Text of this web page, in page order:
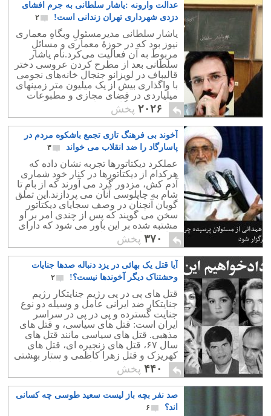
عدالت وارونه :یاشار سلطانی به جرم افشای
دزدی شهرداری تهران زندانی است!
۲
یاشار سلطانی مدیرمسئولِ وبگاهِ معماری
نیوز بود که در حوزهٔ معماری و مسائلِ
مربوط به آن فعالیت می‌کرد.نام یاشار
سلطانی بعد از مطرح کردن عروسی دختر
قالیباف در لویزانو جنجال خانه‌های نجومی
با واگذاری بیش از یک میلیون متر زمینهای
میلیاردی در فضای مجازی و مطبوعات
مطرح شد.وبگاهِ معماری نیوز پس از
شکایتِ شهرداری و شورای شهر تهران،
فیلتر شد و پس از مدتی، یاشار سلطانی نیز
بازداشت گردید.
۲۰۲۶ پخش
آخوند بی فرهنگ تازی تجمع باشکوه مردم در
پاسارگاد را ضد انقلاب می خواند
۳
عملکرد دیکتاتورها تجربه نشان داده که
هرکدام از دیکتاتورها در کنار خود شماری
آدم کش، مزدور گرد می آورند که از بام تا
شام به چاپلوسی آنان می پردازند.این تملق
گویان آنچنان در وصف سجایای دیکتاتور
سخن می گویند که پس از چندی امر بر او
مشتبه شده بر این باور می شود که دارای
چنان صفات بارزی است
۳۷۰ پخش
آیا قتل یک بهائی در یزد دنباله صدها جنایات
وحشتناک دیگر آخوندها نیست؟!
۲
قتل های پی در پی رژیم جنایتکار رژیم
جنایتکار ضد ایرانی عامل و وسیله دو نوع
جنایت گسترده و پی در پی در سراسر
ایران است: قتل های سیاسی، و قتل های
مذهبی. قتل های سیاسی مانند قتل های
سال ۶۷، قتل های زنجیره ای، قتل های
کهریزک و قتل زهرا کاظمی و ستار بهشتی
درون زندان های بیشمار رژیم از این گونه
اند.
۴۴۰ پخش
صد نفر بچه باز لیست سعید طوسی چه کسانی
اند؟
۶